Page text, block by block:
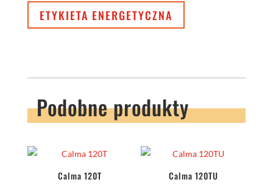
ETYKIETA ENERGETYCZNA
Podobne produkty
Calma 120T Calma 120TU